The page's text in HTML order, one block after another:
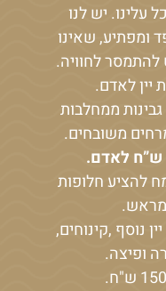
עלינו. יש לנו
ומפתיע, שאינו
לחוויה.
גבינות ממחלבות
משובחים.
להציע חלופות
מראש.
נוסף ,קינוחים,
ופיצה.